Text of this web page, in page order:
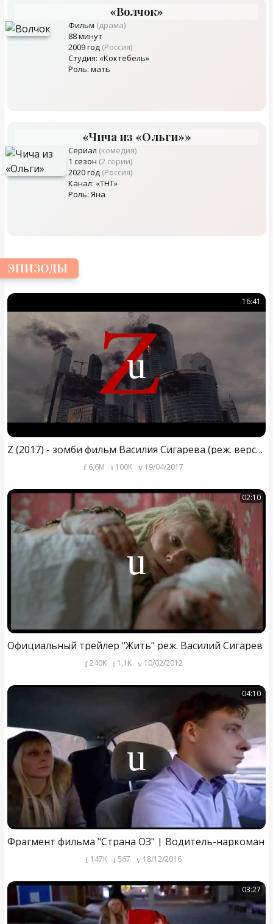
«Волчок»
Фильм (драма)
88 минут
2009 год (Россия)
Студия: «Коктебель»
Роль: мать
«Чича из «Ольги»»
Сериал (комедия)
1 сезон (2 серии)
2020 год (Россия)
Канал: «ТНТ»
Роль: Яна
ЭПИЗОДЫ
16:41
Z (2017) - зомби фильм Василия Сигарева (реж. версия)
6,6M 100K 19/04/2017
02:10
Официальный трейлер "Жить" реж. Василий Сигарев
240K 1,1K 10/02/2012
04:10
Фрагмент фильма "Страна ОЗ" | Водитель-наркоман
147K 567 18/12/2016
03:27